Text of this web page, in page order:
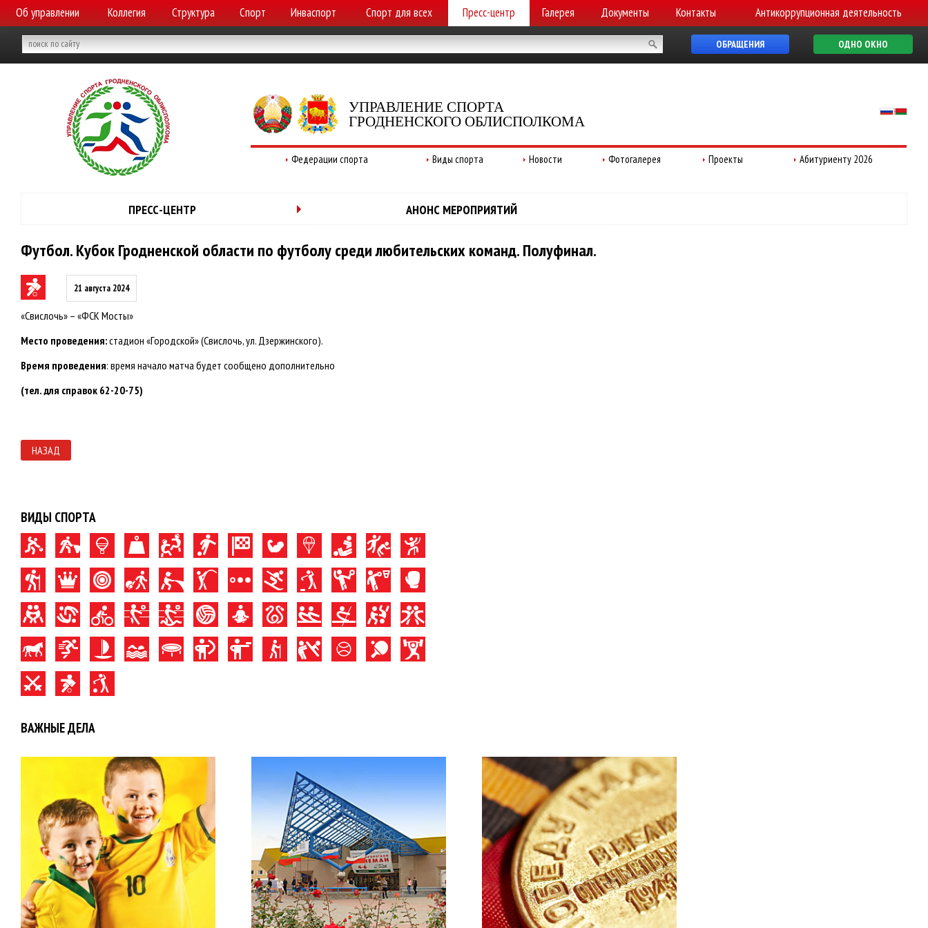
Об управлении Коллегия Структура Спорт Инваспорт Спорт для всех Пресс-центр Галерея Документы Контакты Антикоррупционная деятельность
ОБРАЩЕНИЯ ОДНО ОКНО
УПРАВЛЕНИЕ СПОРТА
ГРОДНЕНСКОГО ОБЛИСПОЛКОМА
Федерации спорта Виды спорта Новости Фотогалерея Проекты Абитуриенту 2026
ПРЕСС-ЦЕНТР АНОНС МЕРОПРИЯТИЙ
Футбол. Кубок Гродненской области по футболу среди любительских команд. Полуфинал.
21 августа 2024
«Свислочь» – «ФСК Мосты»
Место проведения:стадион «Городской» (Свислочь, ул. Дзержинского).
Время проведения: время начало матча будет сообщено дополнительно
(тел. для справок 62-20-75)
НАЗАД
ВИДЫ СПОРТА
ВАЖНЫЕ ДЕЛА